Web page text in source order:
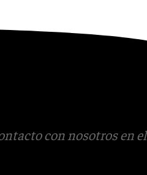
con nosotros en el